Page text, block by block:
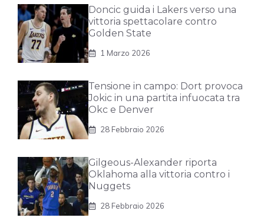
Doncic guida i Lakers verso una
vittoria spettacolare contro
Golden State
1 Marzo 2026
Tensione in campo: Dort provoca
Jokic in una partita infuocata tra
Okc e Denver
28 Febbraio 2026
Gilgeous-Alexander riporta
Oklahoma alla vittoria contro i
Nuggets
28 Febbraio 2026